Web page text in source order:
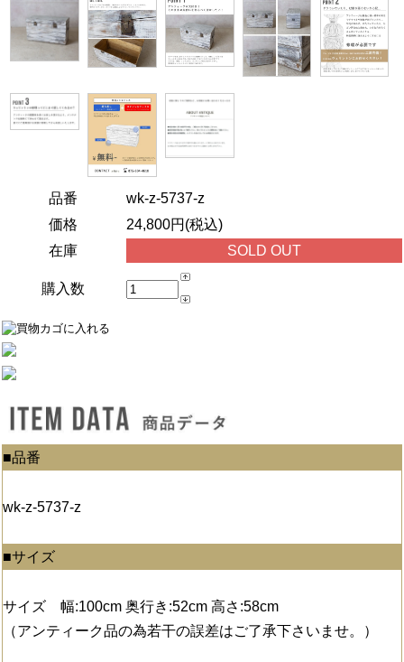
品番
wk-z-5737-z
価格
24,800円(税込)
在庫
SOLD OUT
購入数
■品番
wk-z-5737-z
■サイズ
サイズ 幅:100cm 奥行き:52cm 高さ:58cm
（アンティーク品の為若干の誤差はご了承下さいませ。）